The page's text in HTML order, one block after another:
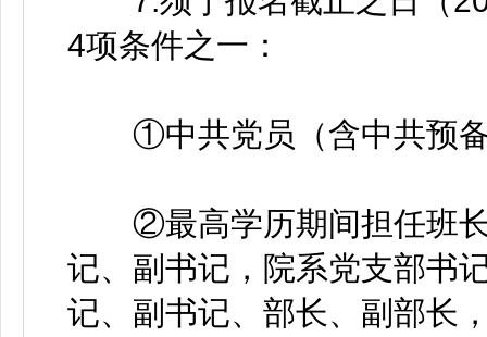
4项条件之一：
①中共党员（含中共预备
②最高学历期间担任班长
记、副书记，院系党支部书
记、副书记、部长、副部长